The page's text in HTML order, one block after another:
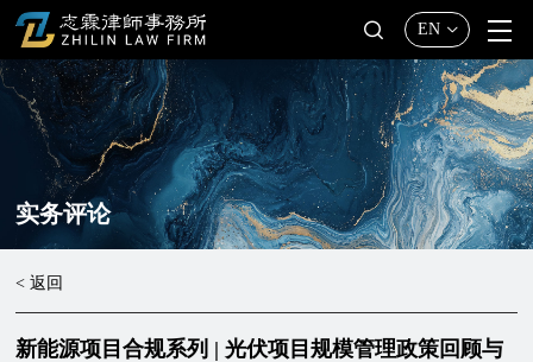
EN
实务评论
< 返回
新能源项目合规系列 | 光伏项目规模管理政策回顾与